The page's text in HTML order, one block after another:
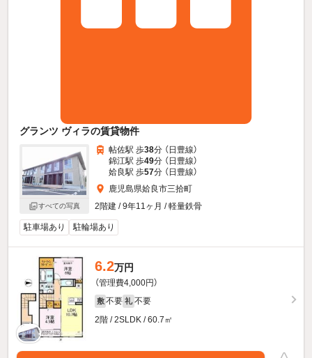
グランツ ヴィラの賃貸物件
すべての写真
帖佐駅 歩38分 （日豊線）
錦江駅 歩49分 （日豊線）
姶良駅 歩57分 （日豊線）
鹿児島県姶良市三拾町
2階建 / 9年11ヶ月 / 軽量鉄骨
駐車場あり 駐輪場あり
6.2万円
（管理費4,000円）
敷 不要 礼 不要
2階 / 2SLDK / 60.7㎡